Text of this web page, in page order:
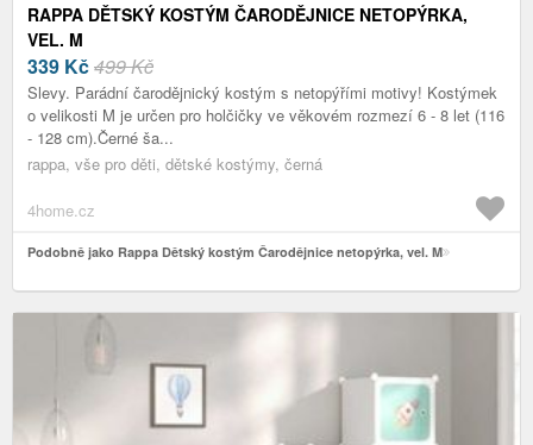
RAPPA DĚTSKÝ KOSTÝM ČARODĚJNICE NETOPÝRKA,
VEL. M
339 Kč499 Kč
Slevy. Parádní čarodějnický kostým s netopýřími motivy! Kostýmek
o velikosti M je určen pro holčičky ve věkovém rozmezí 6 - 8 let (116
- 128 cm).Černé ša...
rappa, vše pro děti, dětské kostýmy, černá
4home.cz
Podobně jako Rappa Dětský kostým Čarodějnice netopýrka, vel. M